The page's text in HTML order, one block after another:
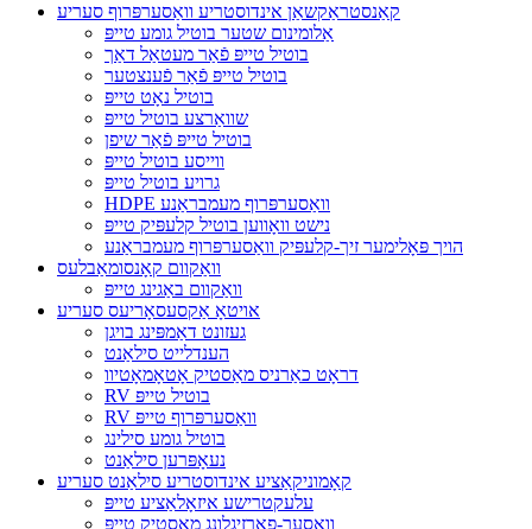
קאַנסטראַקשאַן אינדוסטריע וואַסערפּרוף סעריע
אַלומינום שטער בוטיל גומע טייפּ
בוטיל טייפּ פֿאַר מעטאַל דאַך
בוטיל טייפּ פֿאַר פֿענצטער
בוטיל נאָט טייפּ
שוואַרצע בוטיל טייפּ
בוטיל טייפּ פֿאַר שיפן
ווייסע בוטיל טייפּ
גרויע בוטיל טייפּ
HDPE וואַסערפּרוף מעמבראַנע
נישט וואָווען בוטיל קלעפּיק טייפּ
הויך פּאָלימער זיך-קלעפּיק וואַסערפּרוף מעמבראַנע
וואַקוום קאָנסומאַבלעס
וואַקוום באַגינג טייפּ
אויטאָ אַקסעסאָריעס סעריע
געזונט דאַמפּינג בויגן
הענדלייט סילאַנט
דראָט כאַרניס מאַסטיק אָטאָמאָטיוו
RV בוטיל טייפּ
RV וואַסערפּרוף טייפּ
בוטיל גומע סילינג
נעאָפּרען סילאַנט
קאָמוניקאַציע אינדוסטריע סילאַנט סעריע
עלעקטרישע איזאָלאַציע טייפּ
וואַסער-פאַרזיגלונג מאַסטיק טייפּ